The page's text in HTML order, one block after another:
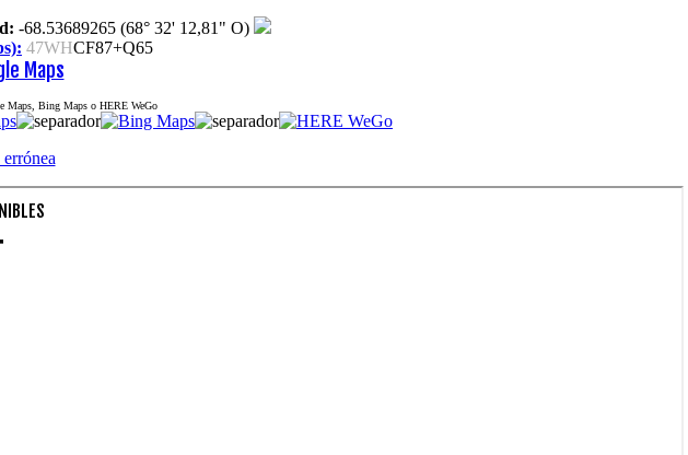
-68.53689265 (68° 32' 12,81" O)
47WHCF87+Q65
Maps
Maps, Bing Maps o HERE WeGo